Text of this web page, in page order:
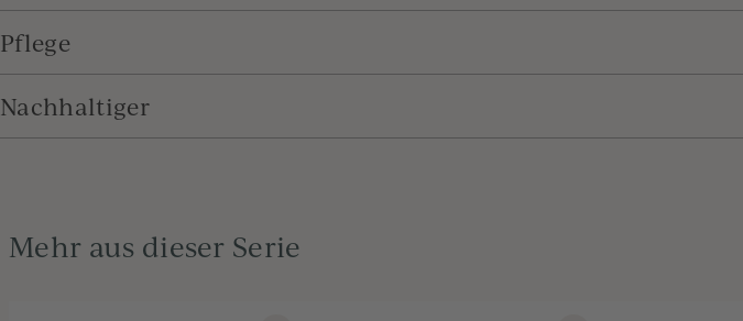
Pflege
Nachhaltiger
Mehr aus dieser Serie